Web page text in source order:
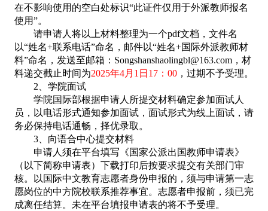
在不影响使用的空白处标识“此证件仅用于外派教师报名
使用”。
请申请人将以上材料整理为一个pdf文档，文件名
以“姓名+联系电话”命名，邮件以“姓名+国际外派教师材
料”命名，发送至邮箱：Songshanshaolingbl@163.com，材
料递交截止时间为2025年4月1日17：00，过期不予受理。
2、学院面试
学院国际部根据申请人所提交材料确定参加面试人
员，以电话形式通知参加面试，面试形式为线上面试，请
务必保持电话通畅，择优录取。
3、向语合中心提交材料
申请人须在平台填写《国家公派出国教师申请表》
（以下简称申请表）下载打印后按要求提交有关部门审
核。以国际中文教育志愿者身份申报的，须与申请第一志
愿岗位的中方院校联系推荐事宜。志愿者申报前，须已完
成离任结算。未在平台填报申请表的将不予受理。